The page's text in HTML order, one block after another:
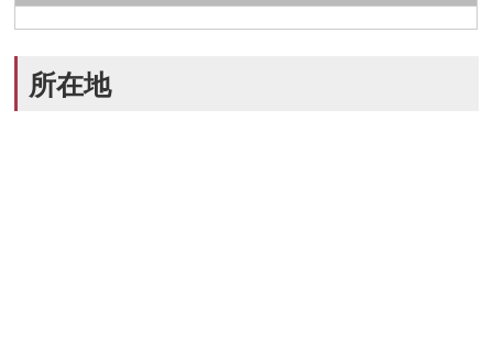
所在地